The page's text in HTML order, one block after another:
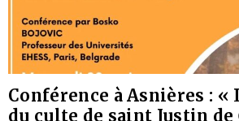
Conférence à Asnières : «
du culte de saint Justin de